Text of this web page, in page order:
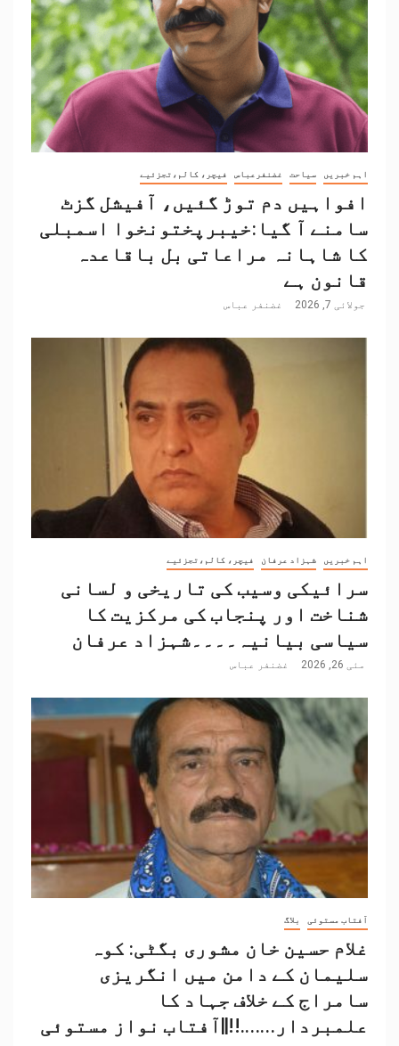
اہم خبریں سیاحت غضنفرعباس فیچر، کالم،تجزئیے
افواہیں دم توڑ گئیں، آفیشل گزٹ
سامنے آ گیا:خیبرپختونخوا اسمبلی
کا شاہانہ مراعاتی بل باقاعدہ
قانون ہے
جولائی 7, 2026 غضنفر عباس
اہم خبریں شہزاد عرفان فیچر، کالم،تجزئیے
سرائیکی وسیب کی تاریخی و لسانی
شناخت اور پنجاب کی مرکزیت کا
سیاسی بیانیہ۔۔۔۔شہزاد عرفان
مئی 26, 2026 غضنفر عباس
آفتاب مستوئی بلاگ
غلام حسین خان مشوری بگٹی: کوہ
سلیمان کے دامن میں انگریزی
سامراج کے خلاف جہاد کا
علمبردار…….!!||آفتاب نواز مستوئی